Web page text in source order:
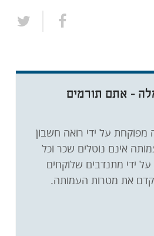
- אתם תורמים
מפוקחת על ידי רואה חשבון
אינם נוטלים שכר וכל
ידי מתנדבים שלוקחים
את מטרות העמותה.